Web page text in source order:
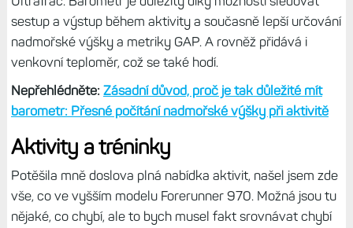
Díky barometru ukazují hodinky průběh nadmořské výšky
v aktivitě i při navigaci
Stejně jako na FR 165 ani zdenechybí barometr, což je
pro mě zásadní senzor a je to hlavní rozdíl oproti FR 70.
Navíc ale přibyl gyroskop, což by mělo jednak zlepšit
detekci cviků v posilovně, jednak záznam trasy v režimu
UltraTrac. Barometr je důležitý díky možnosti sledovat
sestup a výstup během aktivity a současně lepší určování